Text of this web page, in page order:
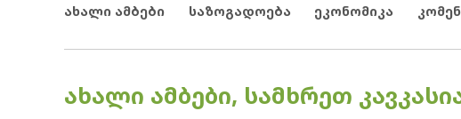
ახალი ამბები საზოგადოება ეკონომიკა
POSTED
ᲐᲮᲐᲚᲘ ᲐᲛᲑᲔᲑᲘ, ᲡᲐᲛᲮᲠᲔᲗ